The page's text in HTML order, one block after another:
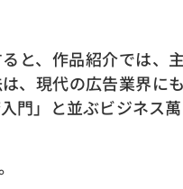
と、作品紹介では、
、現代の広告業界に
門」と並ぶビジネス